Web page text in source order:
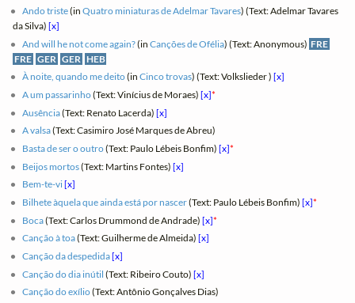
Ando triste(inQuatro miniaturas de Adelmar Tavares) (Text: Adelmar Tavares
da Silva)[x]
And will he not come again?(inCanções de Ofélia) (Text: Anonymous) FRE
FRE GER GER HEB
À noite, quando me deito(inCinco trovas) (Text: Volkslieder )[x]
A um passarinho(Text: Vinícius de Moraes)[x]*
Ausência(Text: Renato Lacerda)[x]
A valsa(Text: Casimiro José Marques de Abreu)
Basta de ser o outro(Text: Paulo Lébeis Bonfim)[x]*
Beijos mortos(Text: Martins Fontes)[x]
Bem-te-vi[x]
Bilhete àquela que ainda está por nascer(Text: Paulo Lébeis Bonfim)[x]*
Boca(Text: Carlos Drummond de Andrade)[x]*
Canção à toa(Text: Guilherme de Almeida)[x]
Canção da despedida[x]
Canção do dia inútil (Text: Ribeiro Couto)[x]
Canção do exílio(Text: Antônio Gonçalves Dias)